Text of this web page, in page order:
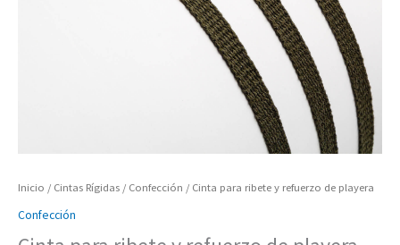
Inicio / Cintas Rígidas / Confección / Cinta para ribete y refuerzo de playera
Confección